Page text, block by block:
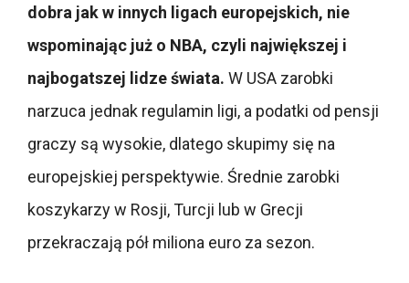
dobra jak w innych ligach europejskich, nie
wspominając już o NBA, czyli największej i
najbogatszej lidze świata. W USA zarobki
narzuca jednak regulamin ligi, a podatki od pensji
graczy są wysokie, dlatego skupimy się na
europejskiej perspektywie. Średnie zarobki
koszykarzy w Rosji, Turcji lub w Grecji
przekraczają pół miliona euro za sezon.